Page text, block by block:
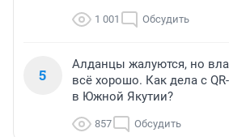
1 001 Обсудить
5
Алданцы жалуются, но
всё хорошо. Как дела с
в Южной Якутии?
857 Обсудить